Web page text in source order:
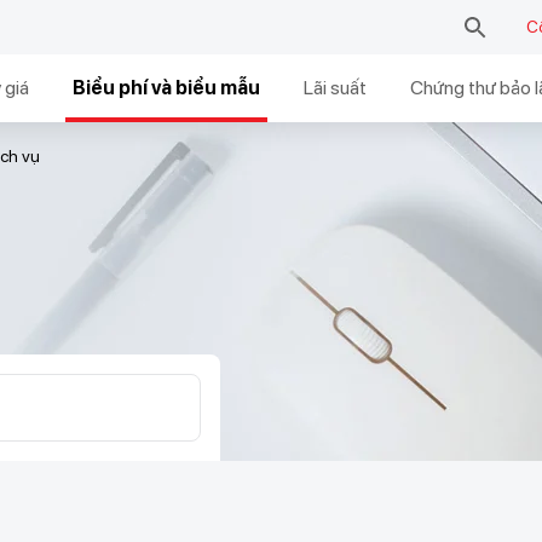
giá Biểu phí và biểu mẫu Lãi suất Chứng thư bảo
vụ